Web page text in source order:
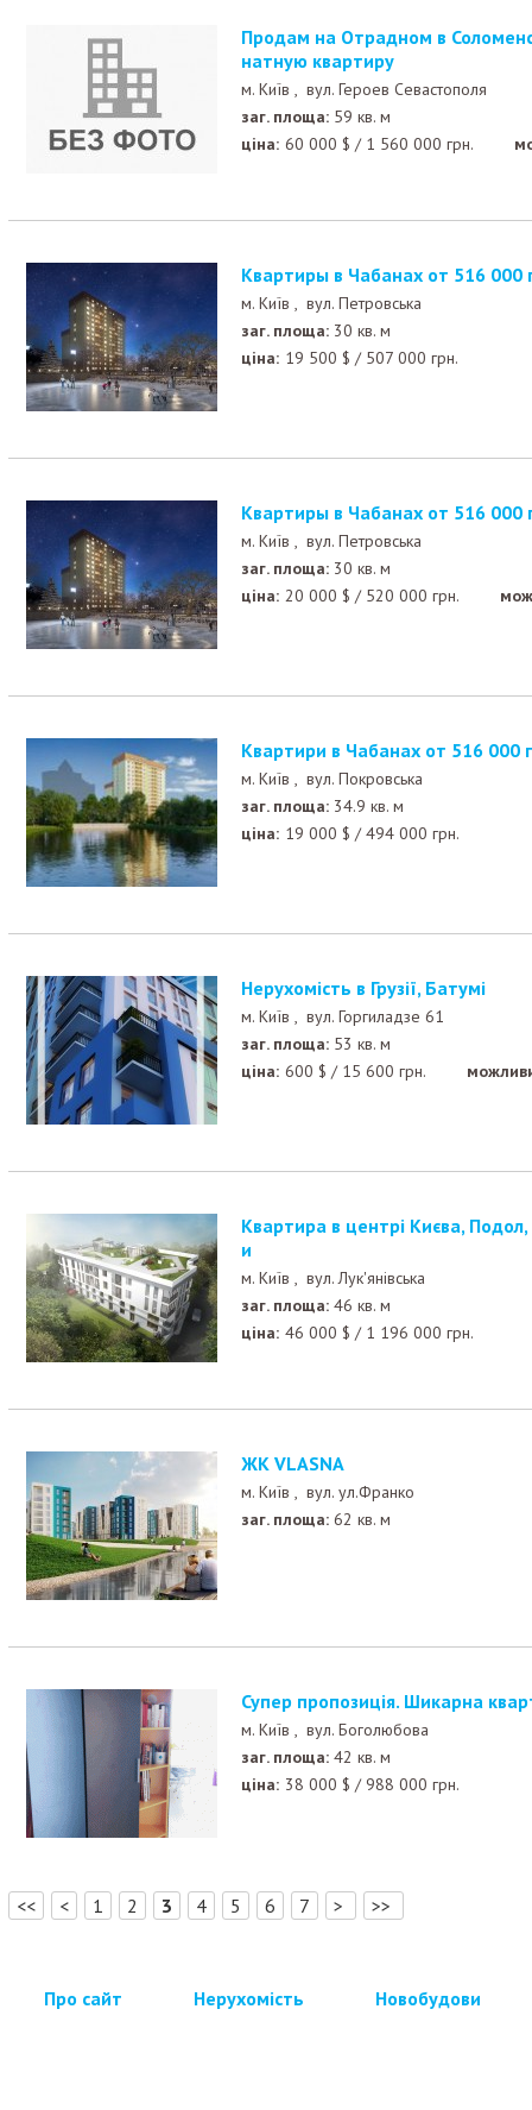
Продам на Отрадном в Соломенском районе 3-х ком
натную квартиру
м. Київ , вул. Героев Севастополя
заг. площа: 59 кв. м
ціна: 60 000 $ / 1 560 000 грн.
Квартиры в Чабанах от 516 000
м. Київ , вул. Петровська
заг. площа: 30 кв. м
ціна: 19 500 $ / 507 000 грн.
Квартиры в Чабанах от 516 000
м. Київ , вул. Петровська
заг. площа: 30 кв. м
ціна: 20 000 $ / 520 000 грн.
Квартири в Чабанах от 516 000
м. Київ , вул. Покровська
заг. площа: 34.9 кв. м
ціна: 19 000 $ /494 000 грн.
Нерухомість в Грузії, Батумі
м. Київ , вул. Горгиладзе 61
заг. площа: 53 кв. м
ціна: 600 $ / 15 600 грн.
Квартира в центрі Києва, Подол, до метро 10 хв пішк
и
м. Київ , вул. Лук'янівська
заг. площа: 46 кв. м
ціна: 46 000 $ / 1 196 000 грн.
ЖК VLASNA
м. Київ , вул. ул.Франко
заг. площа: 62 кв. м
Супер пропозиція. Шикарна
м. Київ , вул. Боголюбова
заг. площа: 42 кв. м
ціна: 38 000 $ / 988 000 грн.
<< < 1 2 3 4 5 6 7 > >>
Про сайт Нерухомість Новобудови